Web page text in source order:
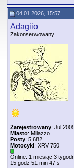
04.01.2026, 15:57
Adagiio
Zakonserwowany
Zarejestrowany: Jul
Miasto: Milazzo
Posty: 5,682
Motocykl: XRV 750
Online: 1 miesiąc 3
15 godz 51 min 47 s